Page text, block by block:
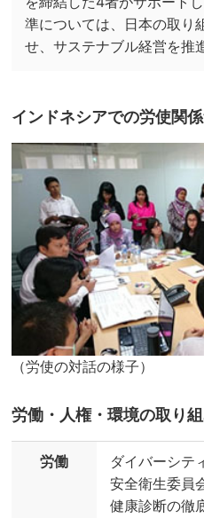
準については、日本の取り
せ、サステナブル経営を推
インドネシアでの労使関
（労使の対話の様子）
労働・人権・環境の取り
労働
ダイバーシテ
安全衛生委員
健康診断の徹